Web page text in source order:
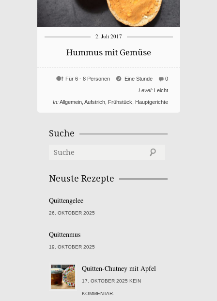
2. Juli 2017
Hummus mit Gemüse
0
Eine Stunde
Für 6 - 8 Personen
Level: Leicht
In: Allgemein, Aufstrich, Frühstück Hauptgerichte
Suche
Neuste Rezepte
Quittengelee
26. OKTOBER 2025
Quittenmus
19. OKTOBER 2025
Quitten-Chutney mit Apfel
17. OKTOBER 2025 KEIN
KOMMENTAR.